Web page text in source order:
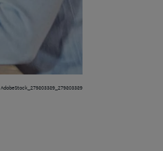
AdobeStock_279803389_279803389